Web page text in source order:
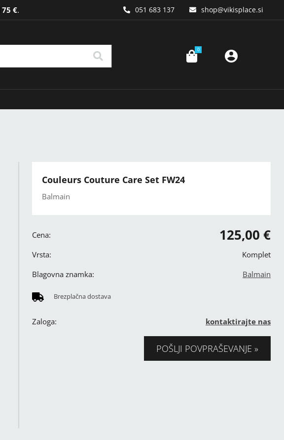
75 €. 051 683 137 shop vikisplace.si
0
Couleurs Couture Care Set FW24
Balmain
Cena: 125,00 €
Vrsta:
Komplet
Blagovna znamka:
Balmain
Brezplačna dostava
Zaloga: kontaktirajte nas
POŠLJI POVPRAŠEVANJE